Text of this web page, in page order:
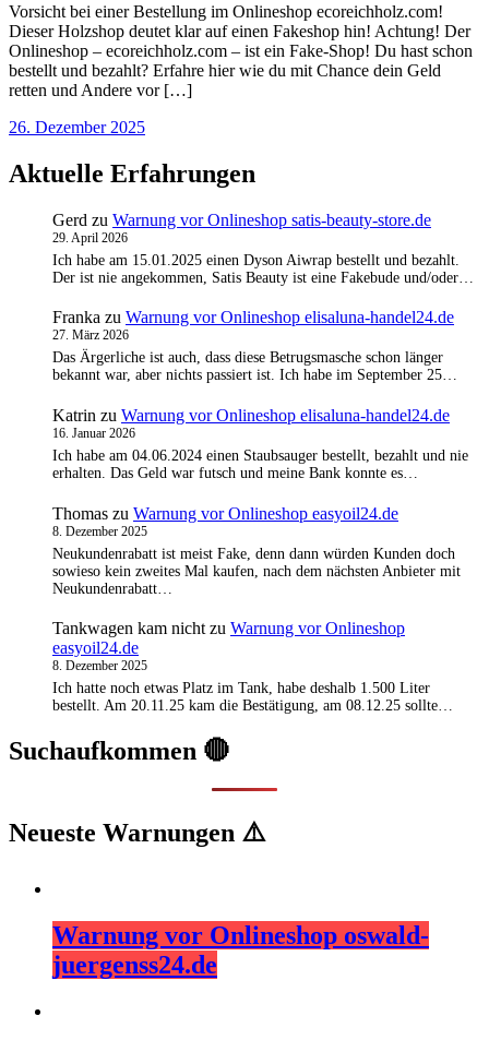
Vorsicht bei einer Bestellung im Onlineshop ecoreichholz.com!
Dieser Holzshop deutet klar auf einen Fakeshop hin! Achtung! Der
Onlineshop – ecoreichholz.com – ist ein Fake-Shop! Du hast schon
bestellt und bezahlt? Erfahre hier wie du mit Chance dein Geld
retten und Andere vor […]
26. Dezember 2025
Aktuelle Erfahrungen
Gerd zu Warnung vor Onlineshop satis-beauty-store.de
29. April 2026
Ich habe am 15.01.2025 einen Dyson Aiwrap bestellt und bezahlt.
Der ist nie angekommen, Satis Beauty ist eine Fakebude und/oder…
Franka zu Warnung vor Onlineshop elisaluna-handel24.de
27. März 2026
Das Ärgerliche ist auch, dass diese Betrugsmasche schon länger
bekannt war, aber nichts passiert ist. Ich habe im September 25…
Katrin zu Warnung vor Onlineshop elisaluna-handel24.de
16. Januar 2026
Ich habe am 04.06.2024 einen Staubsauger bestellt, bezahlt und nie
erhalten. Das Geld war futsch und meine Bank konnte es…
Thomas zu Warnung vor Onlineshop easyoil24.de
8. Dezember 2025
Neukundenrabatt ist meist Fake, denn dann würden Kunden doch
sowieso kein zweites Mal kaufen, nach dem nächsten Anbieter mit
Neukundenrabatt…
Tankwagen kam nicht zu Warnung vor Onlineshop
easyoil24.de
8. Dezember 2025
Ich hatte noch etwas Platz im Tank, habe deshalb 1.500 Liter
bestellt. Am 20.11.25 kam die Bestätigung, am 08.12.25 sollte…
Suchaufkommen 🔴
Neueste Warnungen ⚠️
Warnung vor Onlineshop oswald-
juergenss24.de